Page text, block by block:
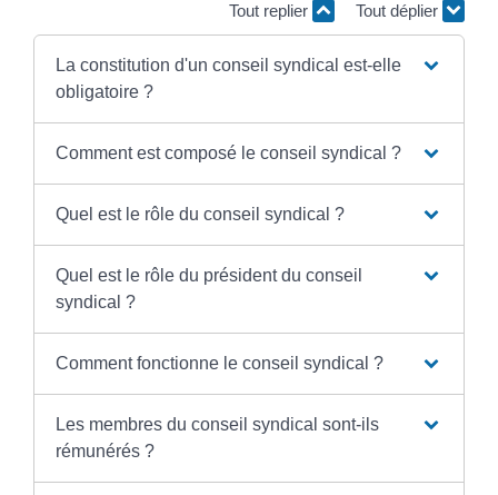
Tout replier
Tout déplier
La constitution d'un conseil syndical est-elle
obligatoire ?
Comment est composé le conseil syndical ?
Quel est le rôle du conseil syndical ?
Quel est le rôle du président du conseil
syndical ?
Comment fonctionne le conseil syndical ?
Les membres du conseil syndical sont-ils
rémunérés ?